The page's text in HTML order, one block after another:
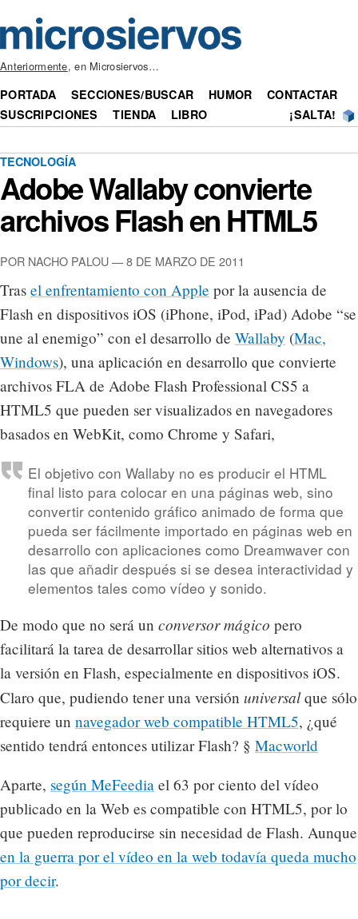
Anteriormente, en Microsiervos…
PORTADA SECCIONES/BUSCAR HUMOR
CONTACTAR
SUSCRIPCIONES
TIENDA LIBRO ¡SALTA!
TECNOLOGÍA
Adobe Wallaby convierte
archivos Flash en HTML5
POR NACHO PALOU — 8 DE MARZO DE 2011
Tras el enfrentamiento con Apple por la ausencia de
Flash en dispositivos iOS (iPhone, iPod, iPad) Adobe “se
une al enemigo” con el desarrollo de Wallaby (Mac,
Windows), una aplicación en desarrollo que convierte
archivos FLA de Adobe Flash Professional CS5 a
HTML5 que pueden ser visualizados en navegadores
basados en WebKit, como Chrome y Safari,
El objetivo con Wallaby no es producir el HTML
final listo para colocar en una páginas web, sino
convertir contenido gráfico animado de forma que
pueda ser fácilmente importado en páginas web en
desarrollo con aplicaciones como Dreamwaver con
las que añadir después si se desea interactividad y
elementos tales como vídeo y sonido.
De modo que no será un conversor mágico pero
facilitará la tarea de desarrollar sitios web alternativos a
la versión en Flash, especialmente en dispositivos iOS.
Claro que, pudiendo tener una versión universalque sólo
requiere un navegador web compatible HTML5, ¿qué
sentido tendrá entonces utilizar Flash? § Macworld
Aparte, según MeFeedia el 63 por ciento del vídeo
publicado en la Web es compatible con HTML5, por lo
que pueden reproducirse sin necesidad de Flash. Aunque
en la guerra por el vídeo en la web todavía queda mucho
por decir.